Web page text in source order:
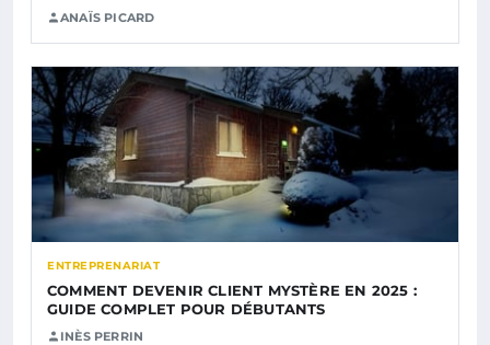
ANAÏS PICARD
ENTREPRENARIAT
COMMENT DEVENIR CLIENT MYSTÈRE EN 2025 :
GUIDE COMPLET POUR DÉBUTANTS
INÈS PERRIN